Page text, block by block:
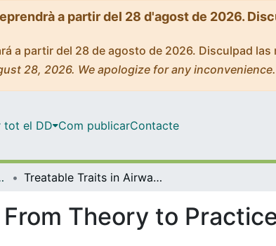
a partir del 28 d'agost de 2026.
a partir del 28 de agosto de 2026. Disculpad las
28, 2026. We apologize for any inconvenience.
tot el DD Com publicarContacte
August Pi i Sunyer) Treatable Traits in Airway Disease: From Theory to Practice
Theory to